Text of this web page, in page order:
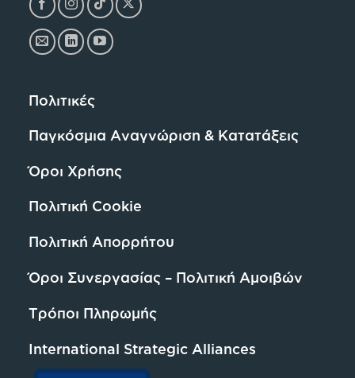
Πολιτικές
Παγκόσμια Αναγνώριση & Κατατάξεις
Όροι Χρήσης
Πολιτική Cookie
Πολιτική Απορρήτου
Όροι Συνεργασίας – Πολιτική Αμοιβών
Τρόποι Πληρωμής
International Strategic Alliances